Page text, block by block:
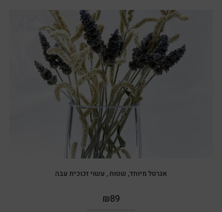
אגרטל מיוחד, שטוח , עשוי זכוכית עבה
₪89